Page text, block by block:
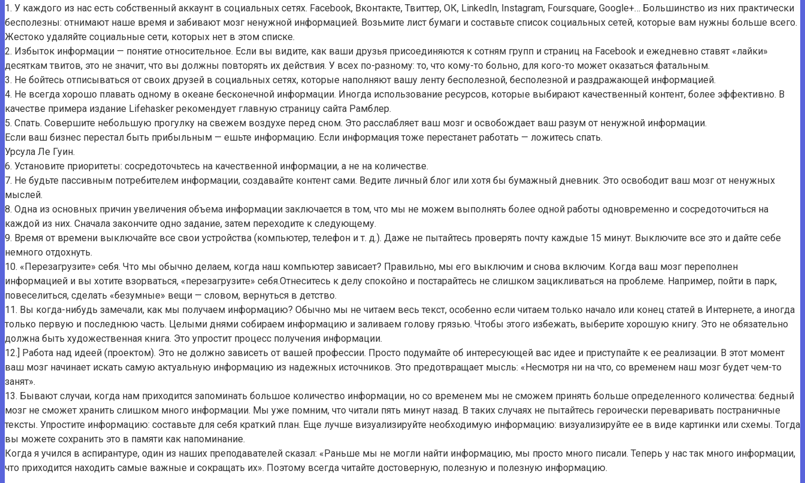
1. У каждого из нас есть собственный аккаунт в социальных сетях. Facebook, Вконтакте, Твиттер, ОК, LinkedIn, Instagram, Foursquare, Google+… Большинство из них практически
бесполезны: отнимают наше время и забивают мозг ненужной информацией. Возьмите лист бумаги и составьте список социальных сетей, которые вам нужны больше всего.
Жестоко удаляйте социальные сети, которых нет в этом списке.
2. Избыток информации — понятие относительное. Если вы видите, как ваши друзья присоединяются к сотням групп и страниц на Facebook и ежедневно ставят «лайки»
десяткам твитов, это не значит, что вы должны повторять их действия. У всех по-разному: то, что кому-то больно, для кого-то может оказаться фатальным.
3. Не бойтесь отписываться от своих друзей в социальных сетях, которые наполняют вашу ленту бесполезной, бесполезной и раздражающей информацией.
4. Не всегда хорошо плавать одному в океане бесконечной информации. Иногда использование ресурсов, которые выбирают качественный контент, более эффективно. В
качестве примера издание Lifehasker рекомендует главную страницу сайта Рамблер.
5. Спать. Совершите небольшую прогулку на свежем воздухе перед сном. Это расслабляет ваш мозг и освобождает ваш разум от ненужной информации.
Если ваш бизнес перестал быть прибыльным — ешьте информацию. Если информация тоже перестанет работать — ложитесь спать.
Урсула Ле Гуин.
6. Установите приоритеты: сосредоточьтесь на качественной информации, а не на количестве.
7. Не будьте пассивным потребителем информации, создавайте контент сами. Ведите личный блог или хотя бы бумажный дневник. Это освободит ваш мозг от ненужных
мыслей.
8. Одна из основных причин увеличения объема информации заключается в том, что мы не можем выполнять более одной работы одновременно и сосредоточиться на
каждой из них. Сначала закончите одно задание, затем переходите к следующему.
9. Время от времени выключайте все свои устройства (компьютер, телефон и т. д.). Даже не пытайтесь проверять почту каждые 15 минут. Выключите все это и дайте себе
немного отдохнуть.
10. «Перезагрузите» себя. Что мы обычно делаем, когда наш компьютер зависает? Правильно, мы его выключим и снова включим. Когда ваш мозг переполнен
информацией и вы хотите взорваться, «перезагрузите» себя.Отнеситесь к делу спокойно и постарайтесь не слишком зацикливаться на проблеме. Например, пойти в парк,
повеселиться, сделать «безумные» вещи — словом, вернуться в детство.
11. Вы когда-нибудь замечали, как мы получаем информацию? Обычно мы не читаем весь текст, особенно если читаем только начало или конец статей в Интернете, а иногда
только первую и последнюю часть. Целыми днями собираем информацию и заливаем голову грязью. Чтобы этого избежать, выберите хорошую книгу. Это не обязательно
должна быть художественная книга. Это упростит процесс получения информации.
12.] Работа над идеей (проектом). Это не должно зависеть от вашей профессии. Просто подумайте об интересующей вас идее и приступайте к ее реализации. В этот момент
ваш мозг начинает искать самую актуальную информацию из надежных источников. Это предотвращает мысль: «Несмотря ни на что, со временем наш мозг будет чем-то
занят».
13. Бывают случаи, когда нам приходится запоминать большое количество информации, но со временем мы не сможем принять больше определенного количества: бедный
мозг не сможет хранить слишком много информации. Мы уже помним, что читали пять минут назад. В таких случаях не пытайтесь героически переваривать постраничные
тексты. Упростите информацию: составьте для себя краткий план. Еще лучше визуализируйте необходимую информацию: визуализируйте ее в виде картинки или схемы. Тогда
вы можете сохранить это в памяти как напоминание.
Когда я учился в аспирантуре, один из наших преподавателей сказал: «Раньше мы не могли найти информацию, мы просто много писали. Теперь у нас так много информации,
что приходится находить самые важные и сокращать их». Поэтому всегда читайте достоверную, полезную и полезную информацию.